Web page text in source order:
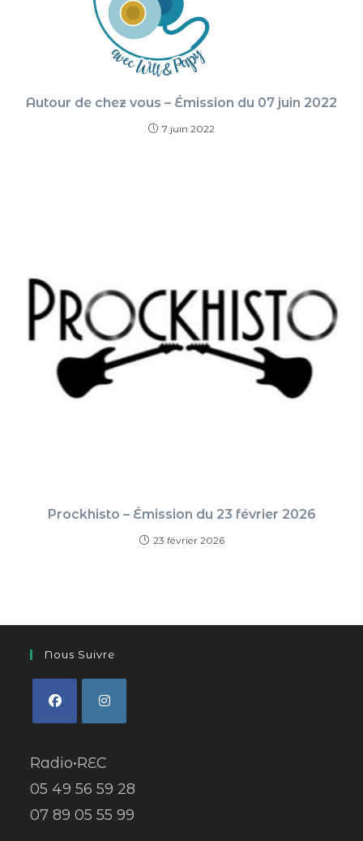
Autour de chez vous – Émission du 07 juin 2022
7 juin 2022
Prockhisto – Émission du 23 février 2026
23 février 2026
Nous Suivre
Radio•REC
05 49 56 59 28
07 89 05 55 99